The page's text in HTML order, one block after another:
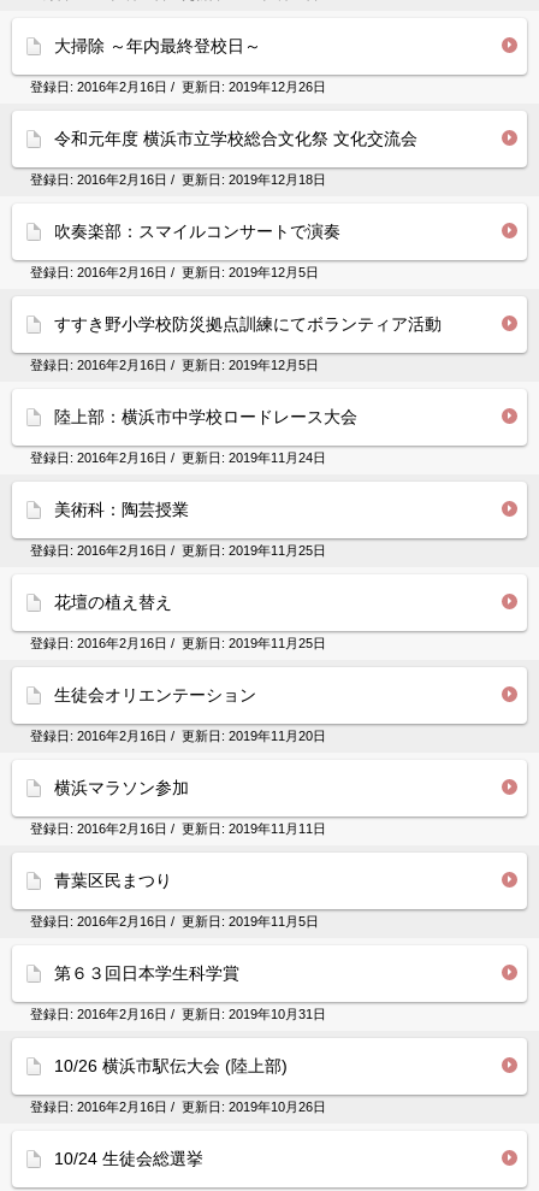
大掃除 ～年内最終登校日～
登録日: 2016年2月16日 / 更新日: 2019年12月26日
令和元年度 横浜市立学校総合文化祭 文化交流会
登録日: 2016年2月16日 / 更新日: 2019年12月18日
吹奏楽部：スマイルコンサートで演奏
登録日: 2016年2月16日 / 更新日: 2019年12月5日
すすき野小学校防災拠点訓練にてボランティア活動
登録日: 2016年2月16日 / 更新日: 2019年12月5日
陸上部：横浜市中学校ロードレース大会
登録日: 2016年2月16日 / 更新日: 2019年11月24日
美術科：陶芸授業
登録日: 2016年2月16日 / 更新日: 2019年11月25日
花壇の植え替え
登録日: 2016年2月16日 / 更新日: 2019年11月25日
生徒会オリエンテーション
登録日: 2016年2月16日 / 更新日: 2019年11月20日
横浜マラソン参加
登録日: 2016年2月16日 / 更新日: 2019年11月11日
青葉区民まつり
登録日: 2016年2月16日 / 更新日: 2019年11月5日
第６３回日本学生科学賞
登録日: 2016年2月16日 / 更新日: 2019年10月31日
10/26 横浜市駅伝大会 (陸上部)
登録日: 2016年2月16日 / 更新日: 2019年10月26日
10/24 生徒会総選挙